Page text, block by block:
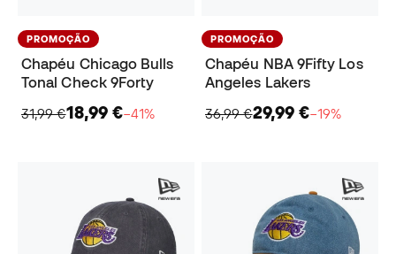
PROMOÇÃO
Chapéu Chicago Bulls
Tonal Check 9Forty
31,99 €18,99 €−41%
PROMOÇÃO
Chapéu NBA 9Fifty Los
Angeles Lakers
36,99 €29,99 €−19%